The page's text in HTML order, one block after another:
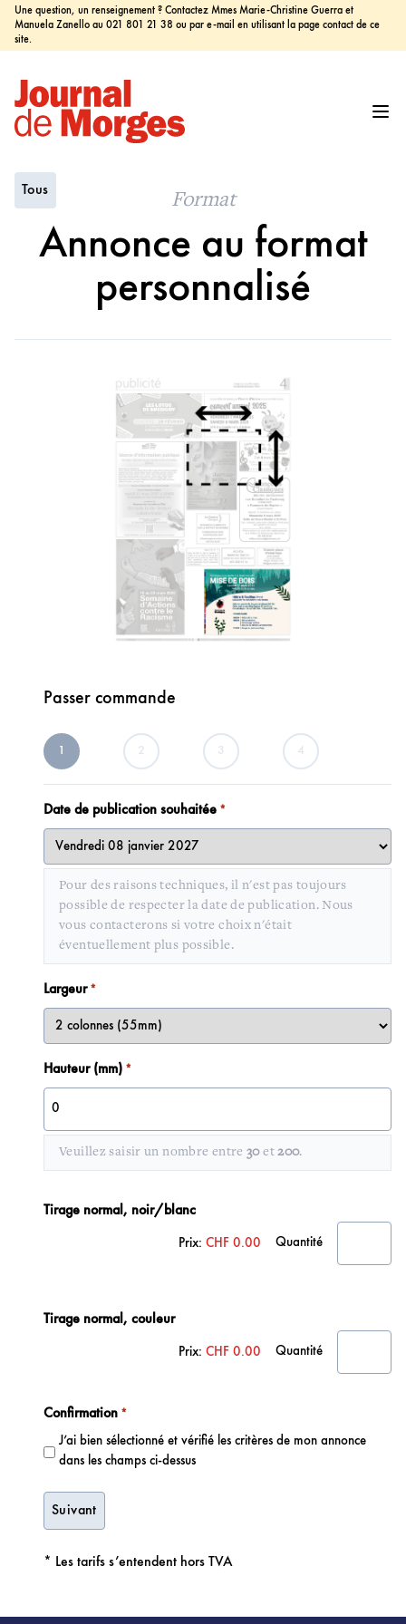
Une question, un renseignement ? Contactez Mmes Marie-Christine Guerra et
Manuela Zanello au 021 801 21 38 ou par e-mail en utilisant la page contact de ce
site.
Tous Format
Annonce au format
personnalisé
Passer commande
1 2 3 4
Date de publication souhaitée *
Pour des raisons techniques, il n'est pas toujours
possible de respecter la date de publication. Nous
vous contacterons si votre choix n'était
éventuellement plus possible.
Largeur *
Hauteur (mm) *
Veuillez saisir un nombre entre 30et200.
Tirage normal, noir/blancQuantité
Prix: CHF 0.00 Quantité
Tirage normal, couleurQuantité
Prix: CHF 0.00 Quantité
Confirmation *
J’ai bien sélectionné et vérifié les critères de mon annonce
dans les champs ci-dessus
* Les tarifs s’entendent hors TVA